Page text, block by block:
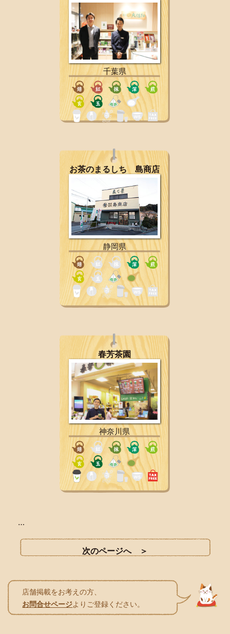
千葉県
お茶のまるしち 島商店
静岡県
春芳茶園
神奈川県
…
店舗掲載をお考えの方、
お問合せページよりご登録ください。